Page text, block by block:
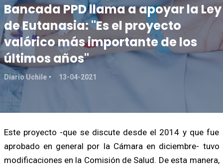
Bancada PPD llama a apoyar la Ley
de Eutanasia: "Es el proyecto
valórico más importante de los
últimos años"
Diario Uchile 13-04-2021
Este proyecto -que se discute desde el 2014 y que fue
aprobado en general por la Cámara en diciembre- tuvo
modificaciones en la Comisión de Salud. De esta manera,